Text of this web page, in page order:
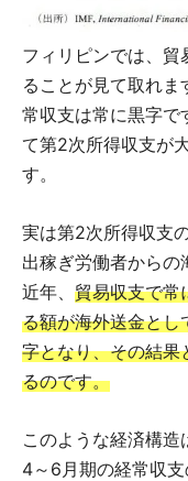
フィリピンでは、貿
ることが見て取れ
常収支は常に黒字で
て第2次所得収支が
す。
実は第2次所得収支
出稼ぎ労働者からの
近年、 貿易収支で常
る額が海外送金とし
字となり、その結果
るのです。
このような経済構
4～6月期の経常収